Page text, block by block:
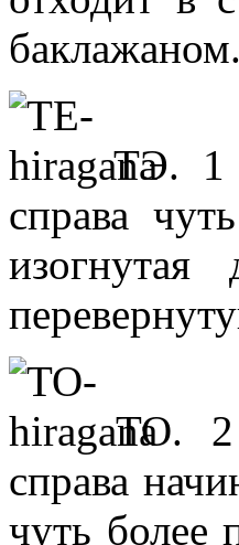
баклажаном.
ТЭ. 1
справа
ТО. 2
справа
чуть более